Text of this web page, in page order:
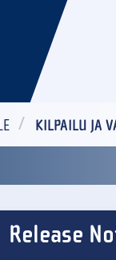
KILPAILU JA
Release